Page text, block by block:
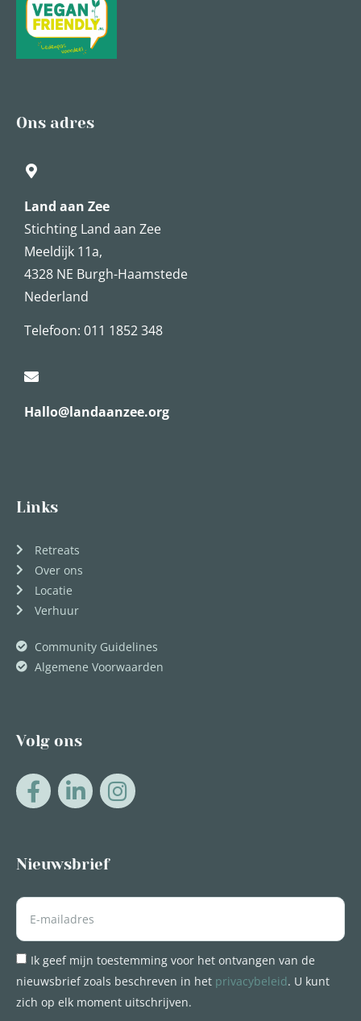
Ons adres
Land aan Zee
Stichting Land aan Zee
Meeldijk 11a,
4328 NE Burgh-Haamstede
Nederland
Telefoon: 011 1852 348
Hallo@landaanzee.org
Links
Retreats
Over ons
Locatie
Verhuur
Community Guidelines
Algemene Voorwaarden
Volg ons
Nieuwsbrief
Ik geef mijn toestemming voor het ontvangen van de
nieuwsbrief zoals beschreven in het privacybeleid. U kunt
zich op elk moment uitschrijven.